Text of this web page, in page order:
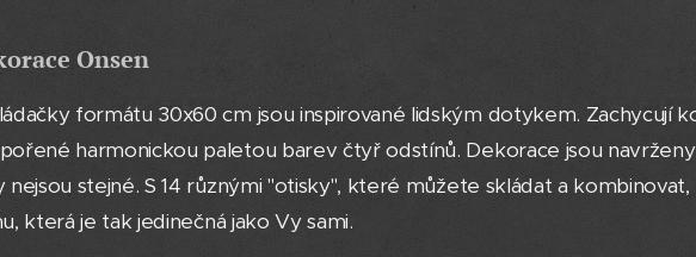
Onsen
formátu 30x60 cm jsou inspirované lidským dotykem. Zachycují
harmonickou paletou barev čtyř odstínů. Dekorace jsou
nejsou stejné. S 14 různými "otisky", které můžete skládat a
která je tak jedinečná jako Vy sami.